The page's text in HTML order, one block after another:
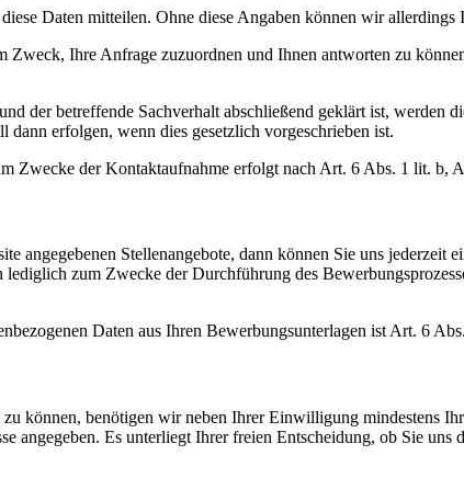
Daten mitteilen. Ohne diese Angaben können wir
Ihre Anfrage zuzuordnen und Ihnen antworten zu
der betreffende Sachverhalt abschließend geklärt ist, werden
erfolgen, wenn dies gesetzlich vorgeschrieben ist.
Zwecke der Kontaktaufnahme erfolgt nach Art. 6 Abs. 1 lit. b,
angegebenen Stellenangebote, dann können Sie uns jederzeit
lediglich zum Zwecke der Durchführung des
Daten aus Ihren Bewerbungsunterlagen ist Art. 6
können, benötigen wir neben Ihrer Einwilligung mindestens
angegeben. Es unterliegt Ihrer freien Entscheidung, ob Sie